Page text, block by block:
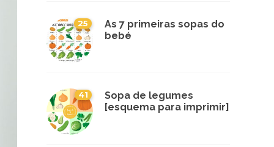
25
As 7 primeiras sopas do
bebé
41
Sopa de legumes
[esquema para imprimir]